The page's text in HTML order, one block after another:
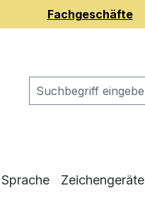
Fachgeschäfte
Sprache Zeichengeräte